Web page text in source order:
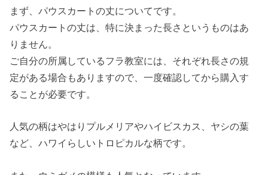
まず、パウスカートの丈についてです。
パウスカートの丈は、特に決まった長さというものはあ
りません。
ご自分の所属しているフラ教室には、それぞれ長さの規
定がある場合もありますので、一度確認してから購入す
ることが必要です。
人気の柄はやはりプルメリアやハイビスカス、ヤシの葉
など、ハワイらしいトロピカルな柄です。